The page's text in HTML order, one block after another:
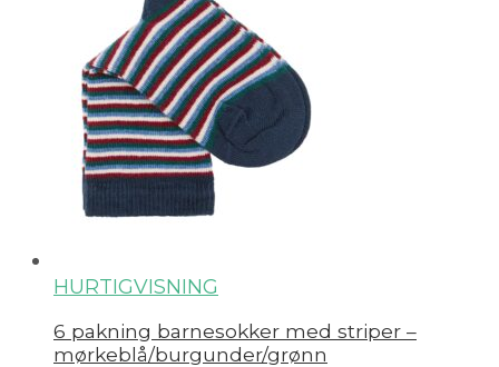
HURTIGVISNING
6 pakning barnesokker med striper –
mørkeblå/burgunder/grønn